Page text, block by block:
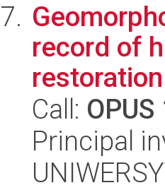
record of
Call: OPUS
Principal